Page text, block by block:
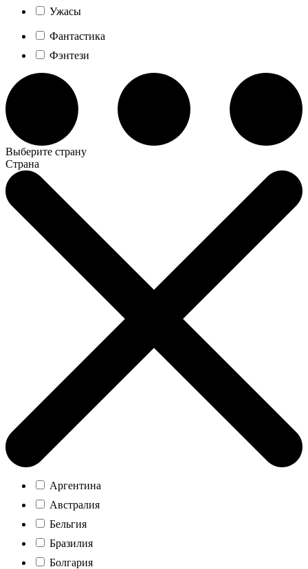
Ужасы
Фантастика
Фэнтези
Выберите страну
Страна
Аргентина
Австралия
Бельгия
Бразилия
Болгария